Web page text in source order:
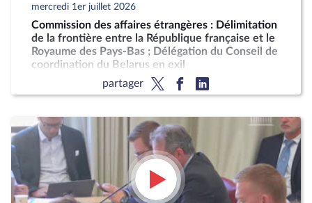
mercredi 1er juillet 2026
Commission des affaires étrangères : Délimitation
de la frontière entre la République française et le
Royaume des Pays-Bas ; Délégation du Conseil de
coordination du Belarus en exil
partager